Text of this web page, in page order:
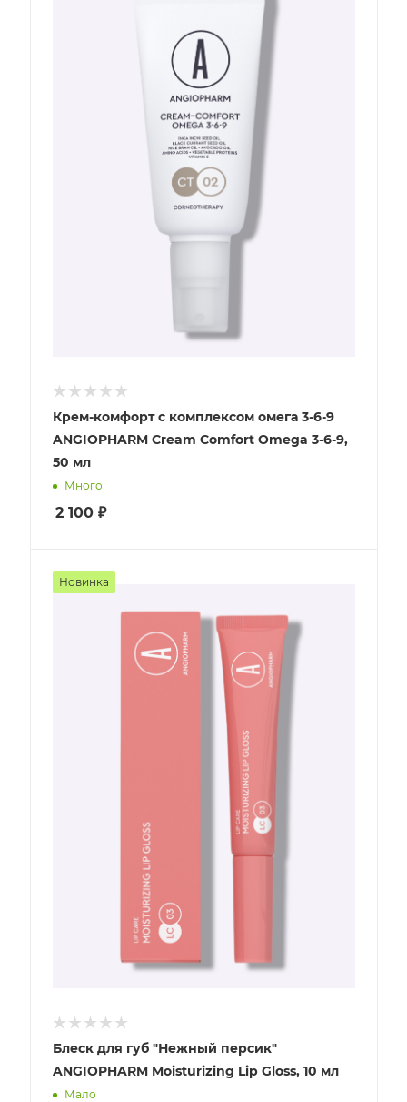
Крем-комфорт с комплексом омега 3-6-9
ANGIOPHARM Cream Comfort Omega 3-6-9,
50 мл
Много
2 100 ₽
Новинка
Блеск для губ "Нежный персик"
ANGIOPHARM Moisturizing Lip Gloss, 10 мл
Мало